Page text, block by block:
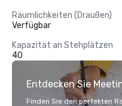
Räumlichkeiten (Draußen)
Verfügbar
Kapazität an Stehplätzen
40
Entdecken Sie
Finden Sie den perfekten